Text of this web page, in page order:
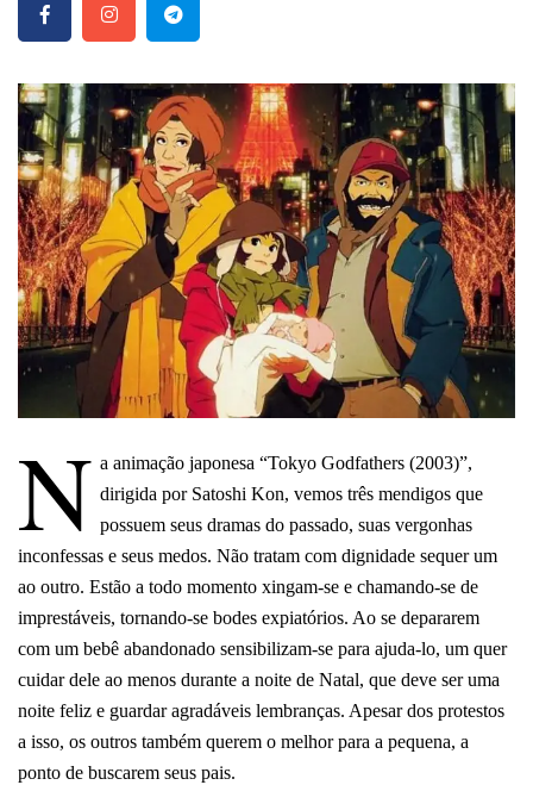
N a animação japonesa “Tokyo Godfathers (2003)”,
dirigida por Satoshi Kon, vemos três mendigos que
possuem seus dramas do passado, suas vergonhas
inconfessas e seus medos. Não tratam com dignidade sequer um
ao outro. Estão a todo momento xingam-se e chamando-se de
imprestáveis, tornando-se bodes expiatórios. Ao se depararem
com um bebê abandonado sensibilizam-se para ajuda-lo, um quer
cuidar dele ao menos durante a noite de Natal, que deve ser uma
noite feliz e guardar agradáveis lembranças. Apesar dos protestos
a isso, os outros também querem o melhor para a pequena, a
ponto de buscarem seus pais.